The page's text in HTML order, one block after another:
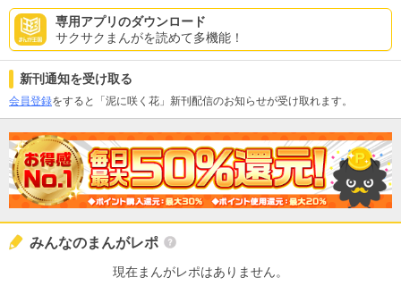
専用アプリのダウンロード
サクサクまんがを読めて多機能！
新刊通知を受け取る
会員登録をすると「泥に咲く花」新刊配信のお知らせが受け取れます。
みんなのまんがレポ
現在まんがレポはありません。